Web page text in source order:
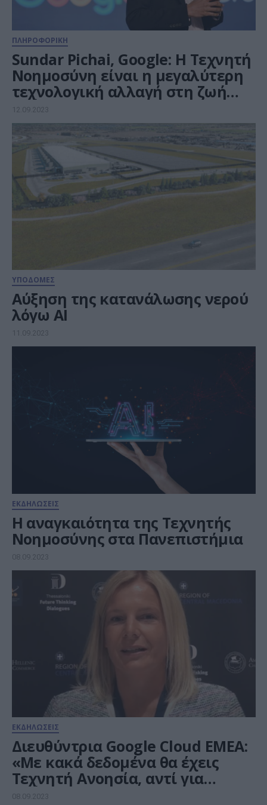
ΠΛΗΡΟΦΟΡΙΚΗ
Sundar Pichai, Google: Η Τεχνητή
Νοημοσύνη είναι η μεγαλύτερη
τεχνολογική αλλαγή στη ζωή
μας
12.09.2023
ΥΠΟΔΟΜΕΣ
Αύξηση της κατανάλωσης νερού
λόγω AI
11.09.2023
ΕΚΔΗΛΩΣΕΙΣ
Η αναγκαιότητα της Τεχνητής
Νοημοσύνης στα Πανεπιστήμια
08.09.2023
ΕΚΔΗΛΩΣΕΙΣ
Διευθύντρια Google Cloud EMEA:
«Mε κακά δεδομένα θα έχεις
Τεχνητή Ανοησία, αντί για
Τεχνητή Νοημοσύνη»
08.09.2023